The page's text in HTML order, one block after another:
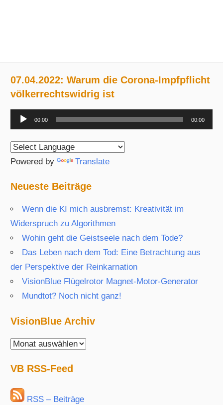
07.04.2022: Warum die Corona-Impfpflicht
völkerrechtswidrig ist
Audio-
Player
00:00 00:00
Powered by Translate
Neueste Beiträge
Wenn die KI mich ausbremst: Kreativität im
Widerspruch zu Algorithmen
Wohin geht die Geistseele nach dem Tode?
Das Leben nach dem Tod: Eine Betrachtung aus
der Perspektive der Reinkarnation
VisionBlue Flügelrotor Magnet-Motor-Generator
Mundtot? Noch nicht ganz!
VisionBlue Archiv
VisionBlue
VB RSS-Feed
RSS – Beiträge